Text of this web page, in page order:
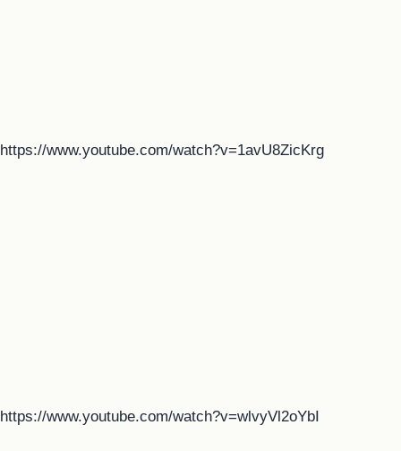
https://www.youtube.com/watch?v=1avU8ZicKrg
https://www.youtube.com/watch?v=wlvyVl2oYbI